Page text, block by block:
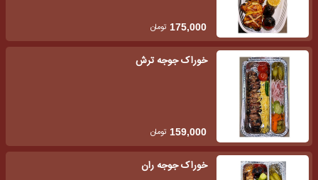
175,000 تومان
خوراک جوجه ترش
159,000 تومان
خوراک جوجه ران